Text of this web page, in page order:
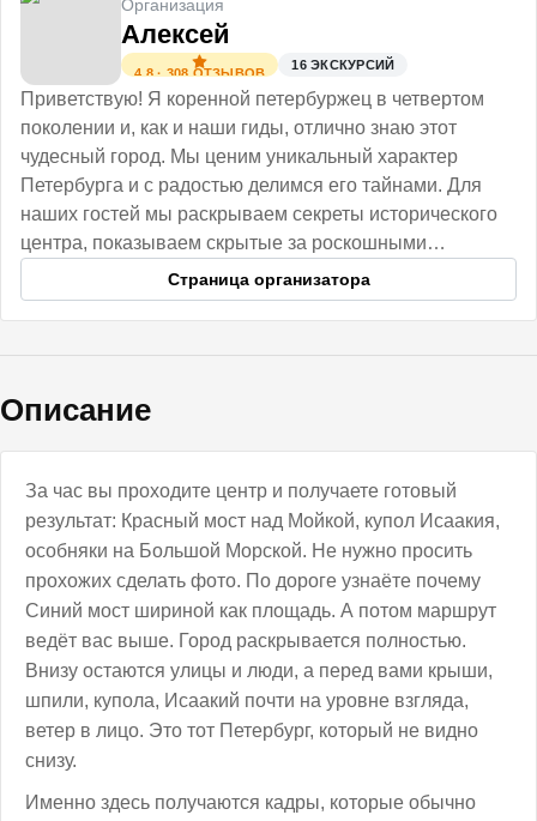
Организация
Алексей
4.8· 308 ОТЗЫВОВ
16ЭКСКУРСИЙ
Приветствую! Я коренной петербуржец в четвертом
поколении и, как и наши гиды, отлично знаю этот
чудесный город. Мы ценим уникальный характер
Петербурга и с радостью делимся его тайнами. Для
наших гостей мы раскрываем секреты исторического
центра, показываем скрытые за роскошными
фасадами парадные и необычные коммуналки.
Страница организатора
Описание
За час вы проходите центр и получаете готовый
результат: Красный мост над Мойкой, купол Исаакия,
особняки на Большой Морской. Не нужно просить
прохожих сделать фото. По дороге узнаёте почему
Синий мост шириной как площадь. А потом маршрут
ведёт вас выше. Город раскрывается полностью.
Внизу остаются улицы и люди, а перед вами крыши,
шпили, купола, Исаакий почти на уровне взгляда,
ветер в лицо. Это тот Петербург, который не видно
снизу.
Именно здесь получаются кадры, которые обычно